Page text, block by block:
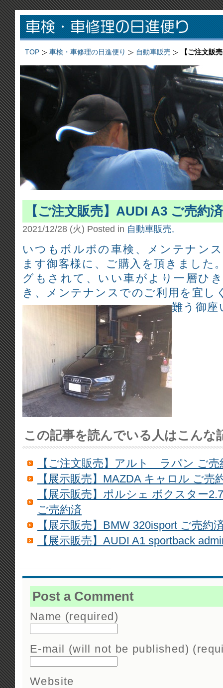
TOP 車検・車修理の日進便り 自動車販売 【ご注文販
【ご注文販売】AUDI A3 ご売約済
2021/12/28 (火) Posted in 自動車販売,
いつもボルボの車検、メンテナン
ます御客様に、ご購入を頂きました
グもされて、いい車がより一層ひ
き、メンテナンスでのご利用を宜し
難う御座
この記事を読んでいる人はこんな
【ご注文販売】アルト ラパン ご売
【展示販売】MAZDA キャロル ご売
【展示販売】ポルシェ ボクスター
ご売約済
【展示販売】BMW 320isport ご売約
【展示販売】AUDI A1 sportback
Post a Comment
Name (required)
E-mail (will not be published)
Website